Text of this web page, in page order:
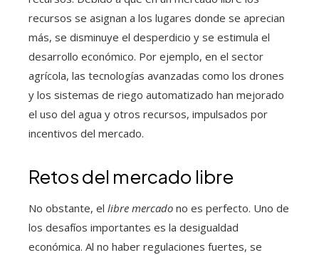
recursos se asignan a los lugares donde se aprecian
más, se disminuye el desperdicio y se estimula el
desarrollo económico. Por ejemplo, en el sector
agrícola, las tecnologías avanzadas como los drones
y los sistemas de riego automatizado han mejorado
el uso del agua y otros recursos, impulsados por
incentivos del mercado.
Retos del mercado libre
No obstante, el libre mercado no es perfecto. Uno de
los desafíos importantes es la desigualdad
económica. Al no haber regulaciones fuertes, se